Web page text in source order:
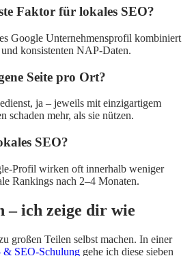
Faktor für lokales SEO?
Google Unternehmensprofil kombiniert
konsistenten NAP-Daten.
Seite pro Ort?
ja – jeweils mit einzigartigem
schaden mehr, als sie nützen.
SEO?
Profil wirken oft innerhalb weniger
Rankings nach 2–4 Monaten.
– ich zeige dir wie
großen Teilen selbst machen. In einer
& SEO-Schulung gehe ich diese sieben